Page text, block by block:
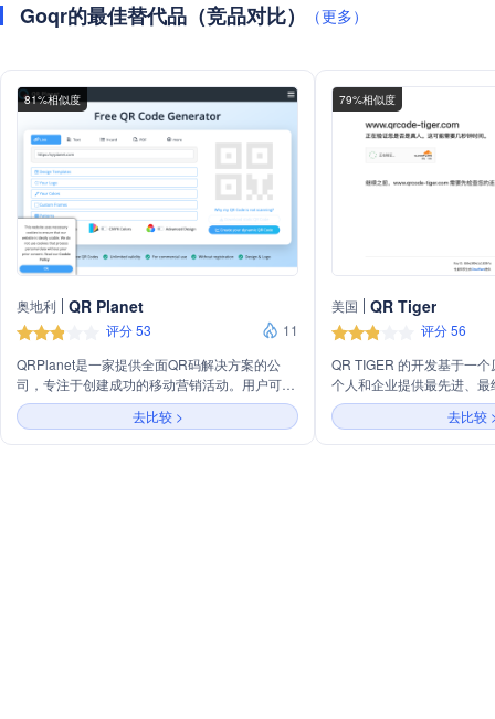
Goqr的最佳替代品（竞品对比） （更多）
81%相似度
奥地利 QR Planet
评分 53
11
QRPlanet是一家提供全面QR码解决方案的公
司，专注于创建成功的移动营销活动。用户可以
轻松创建指向移动设备优化网站的QR码，并动
态更改QR码的目标URL而无需重新打印。公司
提供包括QR码管理、分析、批量生成、实时跟
去比较 >
79%相似度
美国 QR Tiger
评分 56
QR TIGER 的开发基于一
个人和企业提供最先进、
码生成器。我们所设想的
供数字维度；功能全面、可
是，2018 年，QR TIGER
去比较